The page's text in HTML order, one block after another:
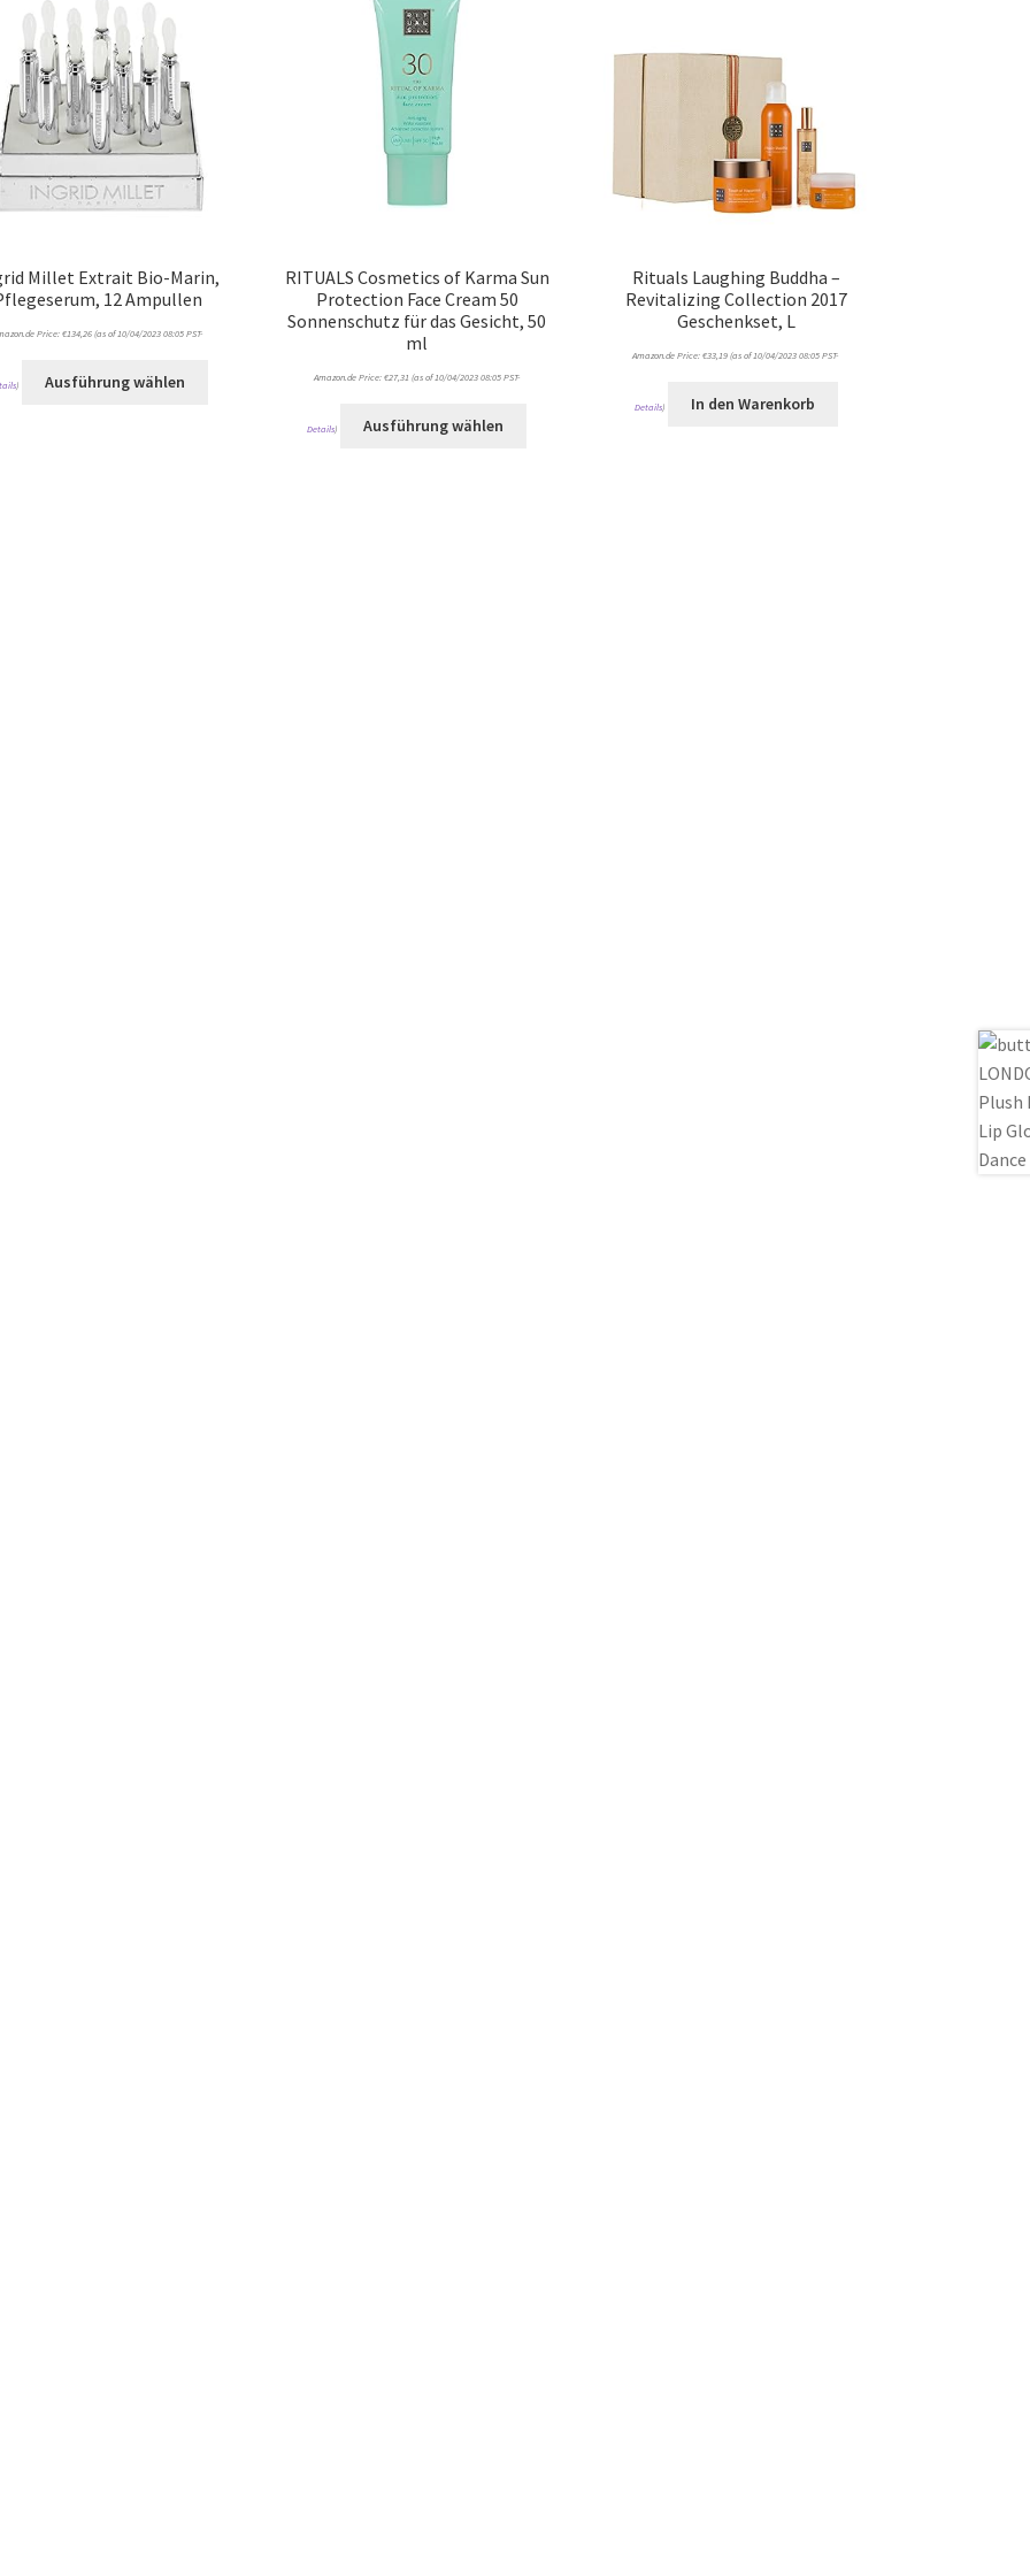
Millet Extrait Bio-Marin,
12 Ampullen
Price:€134,26 (as of 10/04/2023 08:05 PST-
) Ausführung wählen
RITUALS Cosmetics of Karma Sun
Protection Face Cream 50
Sonnenschutz für das Gesicht, 50
ml
Amazon.de Price: €27,31 (as of 10/04/2023 08:05 PST-
Details) Ausführung wählen
Rituals Laughing Buddha –
Revitalizing Collection 2017
Geschenkset, L
Amazon.de Price:€33,19 (as of 10/04/2023 08:05 PST-
Details) In den Warenkorb